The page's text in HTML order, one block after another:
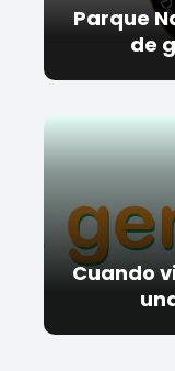
Parque
de
Cuando